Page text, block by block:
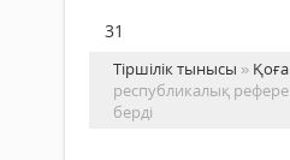
31
Тіршілік тынысы »
республикалық
берді